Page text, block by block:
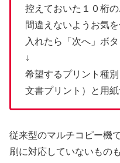
控えておいた１０桁
間違えないようお気を
入れたら「次へ」ボ
↓
希望するプリント種
文書プリント）と用紙
従来型のマルチコピー機
刷に対応していないもの